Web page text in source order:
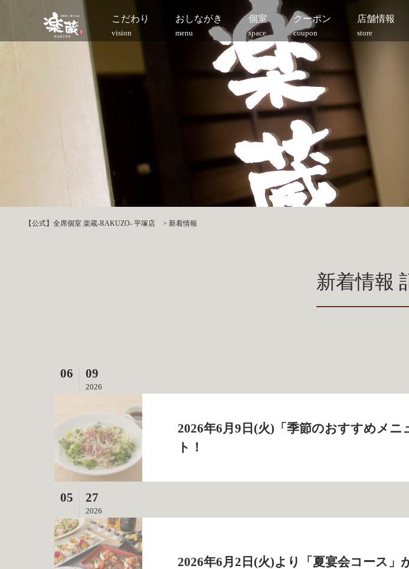
こだわり
vision
おしながき
menu
個室
space
クーポン
coupon
店舗情報
store
【公式】全席個室 楽蔵‐RAKUZO‐ 平塚店 > 新着情報
新着情報
06 09
2026
2026年6月9日(火)「季節のおすすめメニ
ト！
05 27
2026
2026年6月2日(火)より「夏宴会コース」